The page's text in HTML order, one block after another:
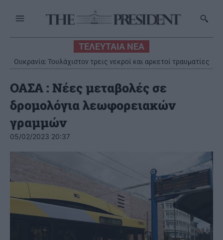
ΤΕΛΕΥΤΑΙΑ ΝΕΑ
Ουκρανία: Τουλάχιστον τρεις νεκροί και αρκετοί τραυματίες
από ρωσικά πλήγματα
ΟΑΣΑ : Νέες μεταβολές σε
δρομολόγια λεωφορειακών
γραμμών
05/02/2023 20:37